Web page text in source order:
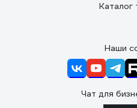
Каталог
Наши
Чат для